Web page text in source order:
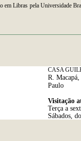
Libras pela Universidade
CASA
R.
Paulo
Visitação
Terça a
Sábados,